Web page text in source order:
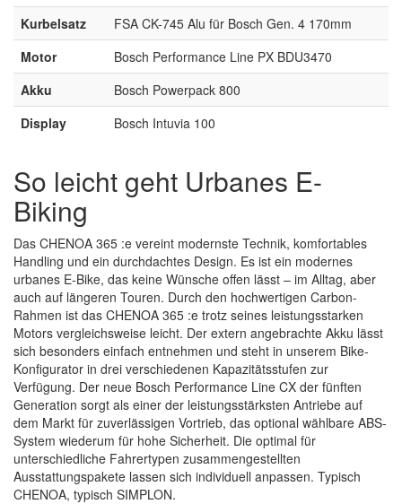
Kurbelsatz
FSA CK-745 Alu für Bosch Gen. 4 170mm
Motor
Bosch Performance Line PX BDU3470
Akku
Bosch Powerpack 800
Display
Bosch Intuvia 100
So leicht geht Urbanes E-
Biking
Das CHENOA 365 :e vereint modernste Technik, komfortables
Handling und ein durchdachtes Design. Es ist ein modernes
urbanes E-Bike, das keine Wünsche offen lässt – im Alltag, aber
auch auf längeren Touren. Durch den hochwertigen Carbon-
Rahmen ist das CHENOA 365 :e trotz seines leistungsstarken
Motors vergleichsweise leicht. Der extern angebrachte Akku lässt
sich besonders einfach entnehmen und steht in unserem Bike-
Konfigurator in drei verschiedenen Kapazitätsstufen zur
Verfügung. Der neue Bosch Performance Line CX der fünften
Generation sorgt als einer der leistungsstärksten Antriebe auf
dem Markt für zuverlässigen Vortrieb, das optional wählbare ABS-
System wiederum für hohe Sicherheit. Die optimal für
unterschiedliche Fahrertypen zusammengestellten
Ausstattungspakete lassen sich individuell anpassen. Typisch
CHENOA, typisch SIMPLON.